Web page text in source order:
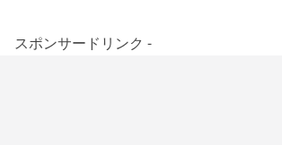
スポンサードリンク -